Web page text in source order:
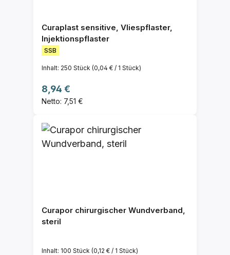
Curaplast sensitive, Vliespflaster,
Injektionspflaster
SSB
Inhalt: 250 Stück (0,04 € / 1 Stück)
Regulärer Preis:
8,94 €
Netto: 7,51 €
Curapor chirurgischer Wundverband,
steril
Inhalt: 100 Stück (0,12 € / 1 Stück)